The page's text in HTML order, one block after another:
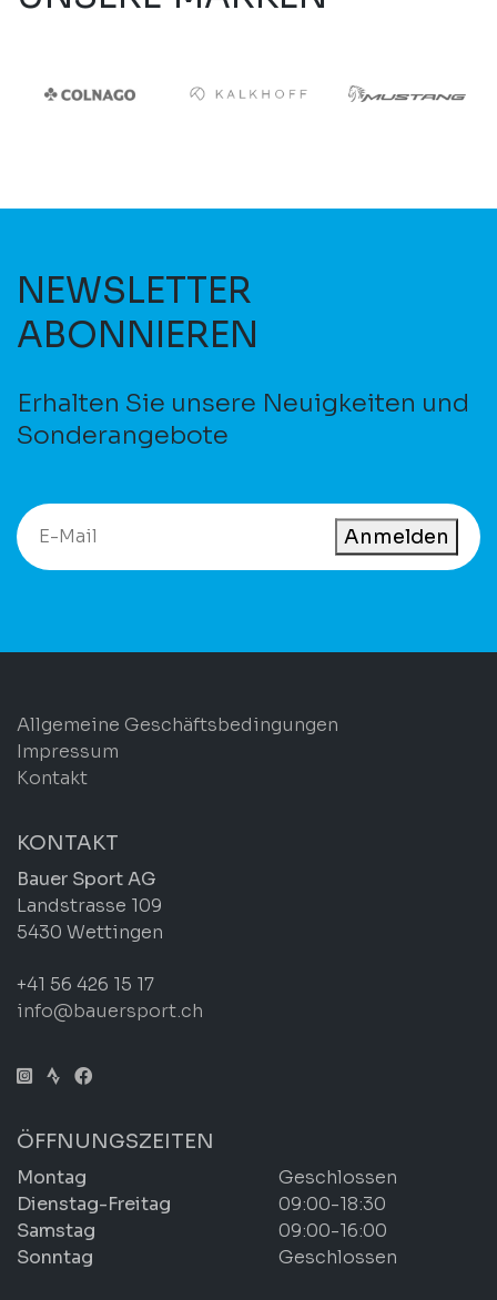
NEWSLETTER
ABONNIEREN
Erhalten Sie unsere Neuigkeiten und
Sonderangebote
Anmelden
Allgemeine Geschäftsbedingungen
Impressum
Kontakt
KONTAKT
Bauer Sport AG
Landstrasse 109
5430 Wettingen
+41 56 426 15 17
info@bauersport.ch
ÖFFNUNGSZEITEN
Montag
Geschlossen
Dienstag-Freitag
09:00-18:30
Samstag
09:00-16:00
Sonntag
Geschlossen